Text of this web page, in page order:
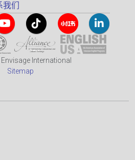
我们
International
Sitemap